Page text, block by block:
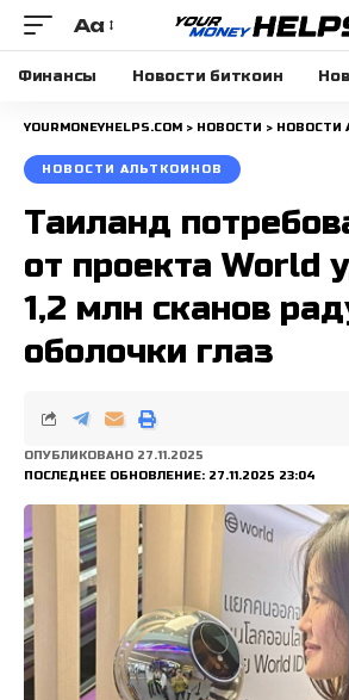
Размера
шрифта
Aa
Финансы Новости биткоин
YOURMONEYHELPS.COM > НОВОСТИ > НОВОСТИ
НОВОСТИ АЛЬТКОИНОВ
Таиланд
от проекта World
1,2 млн сканов
оболочки глаз
ПОСЛЕДНЕЕ ОБНОВЛЕНИЕ: 27.11.2025 23:04
ОПУБЛИКОВАНО 27.11.2025